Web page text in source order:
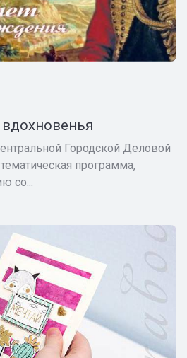
Городской Деловой
программа,
со...